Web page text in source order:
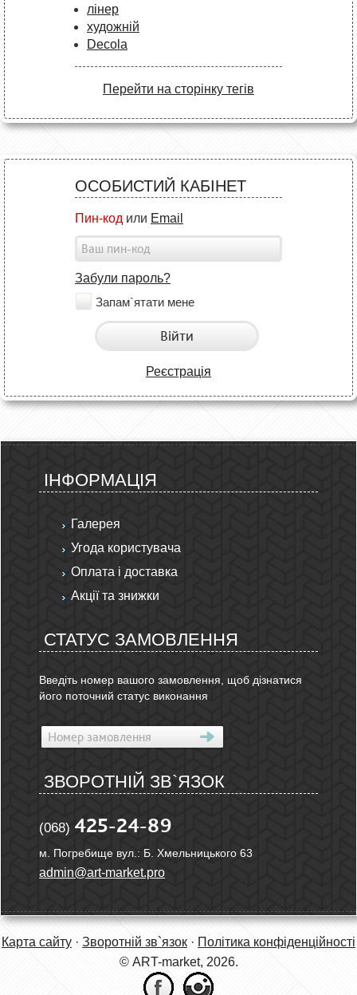
лінер
художній
Decola
Перейти на сторінку тегів
ОСОБИСТИЙ КАБІНЕТ
Пин-код или Email
Забули пароль?
Запам`ятати мене
Війти
Реєстрація
ІНФОРМАЦІЯ
Галерея
Угода користувача
Оплата і доставка
Акції та знижки
СТАТУС ЗАМОВЛЕННЯ
Введіть номер вашого замовлення, щоб дізнатися
його поточний статус виконання
ЗВОРОТНІЙ ЗВ`ЯЗОК
(068) 425-24-89
м. Погребище вул.: Б. Хмельницького 63
admin@art-market.pro
Карта сайту · Зворотній зв`язок · Політика конфіденційності
© ART-market, 2026.